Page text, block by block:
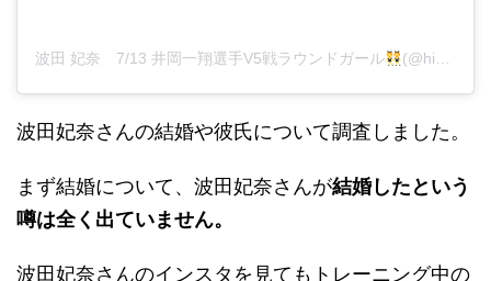
波田 妃奈 7/13 井岡一翔選手V5戦ラウンドガール (@hina__fitness)がシェアした投稿
波田妃奈さんの結婚や彼氏について調査しました。
まず結婚について、波田妃奈さんが結婚したという
噂は全く出ていません。
波田妃奈さんのインスタを見てもトレーニング中の